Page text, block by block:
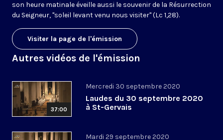
son heure matinale éveille aussi le souvenir de la Résurrection
du Seigneur, "soleil levant venu nous visiter" (Lc 1,28).
Visiter la page de l'émission
Autres vidéos de l'émission
37:00
Mercredi 30 septembre 2020
Laudes du 30 septembre 2020
à St-Gervais
Mardi 29 septembre 2020